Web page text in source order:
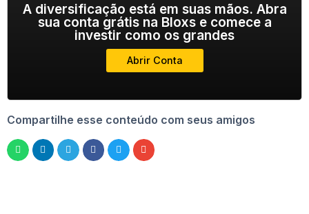
A diversificação está em suas mãos. Abra
sua conta grátis na Bloxs e comece a
investir como os grandes
Abrir Conta
Compartilhe esse conteúdo com seus amigos